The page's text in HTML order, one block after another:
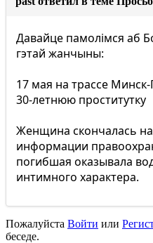
Давайце памолімся аб
гэтай жанчыны:
17 мая на трассе
30-летнюю проститутку
Женщина скончалась
информации
погибшая оказывала
интимного характера.
Пожалуйста Войти или
беседе.